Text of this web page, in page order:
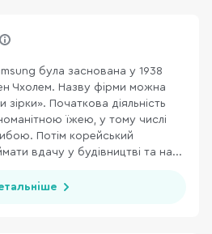
була заснована у 1938
Чхолем. Назву фірми можна
Початкова діяльність
їжею, у тому числі
Потім корейський
вдачу у будівництві та на...